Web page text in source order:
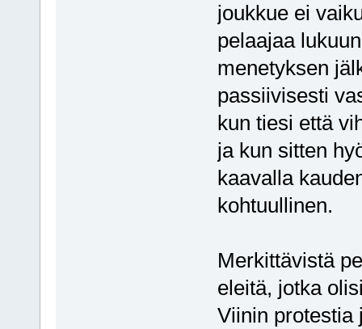
joukkue ei
pelaajaa
menetyksen
passiivisesti
kun tiesi että
ja kun sitten
kaavalla
kohtuullinen.
Merkittävistä
eleitä, jotka
Viinin protestia